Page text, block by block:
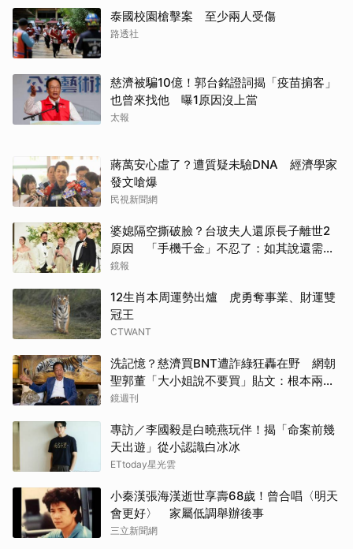
泰國校園槍擊案 至少兩人受傷
路透社
慈濟被騙10億！郭台銘證詞揭「疫苗掮客」
也曾來找他 曝1原因沒上當
太報
蔣萬安心虛了？遭質疑未驗DNA 經濟學家
發文嗆爆
民視新聞網
婆媳隔空撕破臉？台玻夫人還原長子離世2
原因 「手機千金」不忍了：如其說還需要
離開嗎？
鏡報
12生肖本周運勢出爐 虎勇奪事業、財運雙
冠王
CTWANT
洗記憶？慈濟買BNT遭詐綠狂轟在野 網朝
聖郭董「大小姐說不要買」貼文：根本兩碼
事
鏡週刊
專訪／李國毅是白曉燕玩伴！揭「命案前幾
天出遊」從小認識白冰冰
ETtoday星光雲
小秦漢張海漢逝世享壽68歲！曾合唱〈明天
會更好〉 家屬低調舉辦後事
三立新聞網